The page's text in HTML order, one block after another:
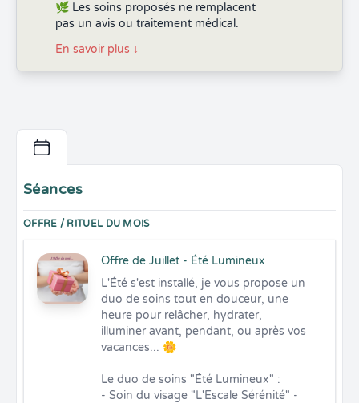
🌿 Les soins proposés ne remplacent
pas un avis ou traitement médical.
En savoir plus ↓
Séances
OFFRE / RITUEL DU MOIS
Offre de Juillet - Été Lumineux
L'Été s'est installé, je vous propose un
duo de soins tout en douceur, une
heure pour relâcher, hydrater,
illuminer avant, pendant, ou après vos
vacances... 🌼
Le duo de soins "Été Lumineux" :
- Soin du visage "L'Escale Sérénité" -